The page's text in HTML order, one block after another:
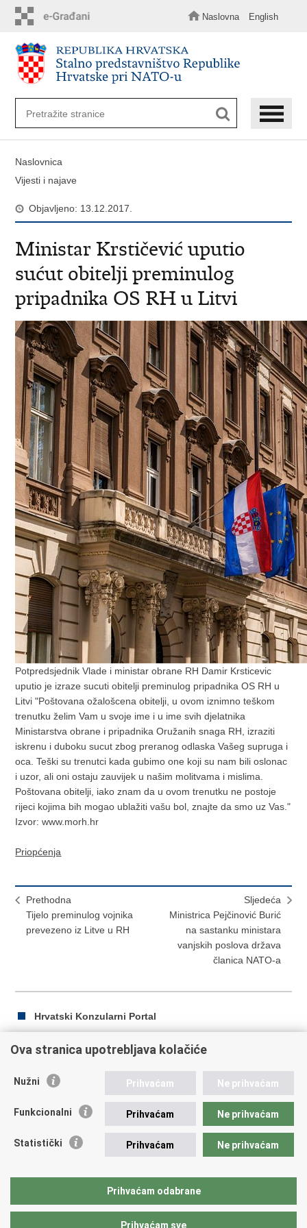
sadržaj
Naslovna English
Naslovnica
Vijesti i najave
Objavljeno: 13.12.2017.
Ministar Krstičević uputio
sućut obitelji preminulog
pripadnika OS RH u Litvi
Potpredsjednik Vlade i ministar obrane RH Damir Krsticevic
uputio je izraze sucuti obitelji preminulog pripadnika OS RH u
Litvi "Poštovana ožalošcena obitelji, u ovom iznimno teškom
trenutku želim Vam u svoje ime i u ime svih djelatnika
Ministarstva obrane i pripadnika Oružanih snaga RH, izraziti
iskrenu i duboku sucut zbog preranog odlaska Vašeg supruga i
oca. Teški su trenutci kada gubimo one koji su nam bili oslonac
i uzor, ali oni ostaju zauvijek u našim molitvama i mislima.
Poštovana obitelji, iako znam da u ovom trenutku ne postoje
rijeci kojima bih mogao ublažiti vašu bol, znajte da smo uz Vas."
Izvor: www.morh.hr
Priopćenja
Prethodna
Tijelo preminulog vojnika
prevezeno iz Litve u RH
Sljedeća
Ministrica Pejčinović Burić
na sastanku ministara
vanjskih poslova država
članica NATO-a
Hrvatski Konzularni Portal
Ispiši
Podijeli
Facebooku
Twitteru
Republika Hrvatska
Trg N.Š. Zrinskog 7-8, 10000 Zagreb
fax: +385 (0)1 4551 795, +385 (0)1 4920 149
ministarstvo@mvep.hr
Ova stranica upotrebljava kolačiće
Nužni Prihvaćam Ne prihvaćam
Funkcionalni Prihvaćam Ne prihvaćam
Statistički Prihvaćam Ne prihvaćam
Prihvaćam odabrane
Prihvaćam sve